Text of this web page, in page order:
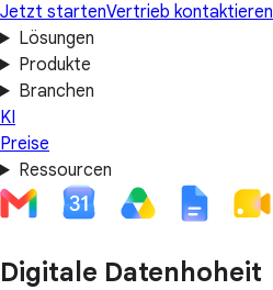
Jetzt startenVertrieb kontaktieren
Lösungen
Produkte
Branchen
KI
Preise
Ressourcen
Digitale Datenhoheit